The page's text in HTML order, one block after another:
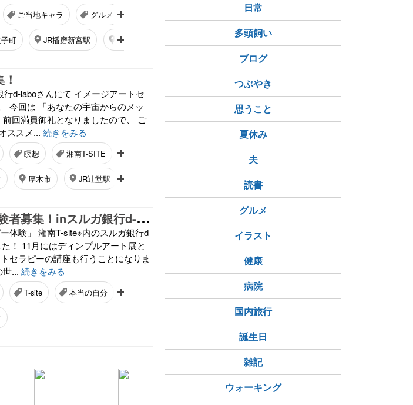
ご当地キャラ グルメ イベント
町 JR播磨新宮駅 宍粟市 高砂市
d-laboさんにて イメージアートセ
今回は 「あなたの宇宙からのメッ
回満員御礼となりましたので、 ご
ススメ... 続きをみる
瞑想 湘南T-SITE
厚木市 JR辻堂駅
湘
南T-siteでアートセラピー無料体験者募集！inスルガ銀行d-labo
体験」 湘南T-site※内のスルガ銀行d
！ 11月にはディンプルアート展と
セラピーの講座も行うことになりま
... 続きをみる
T-site 本当の自分
日常
多頭飼い
ブログ
つぶやき
思うこと
夏休み
夫
読書
グルメ
イラスト
健康
病院
国内旅行
誕生日
雑記
ウォーキング